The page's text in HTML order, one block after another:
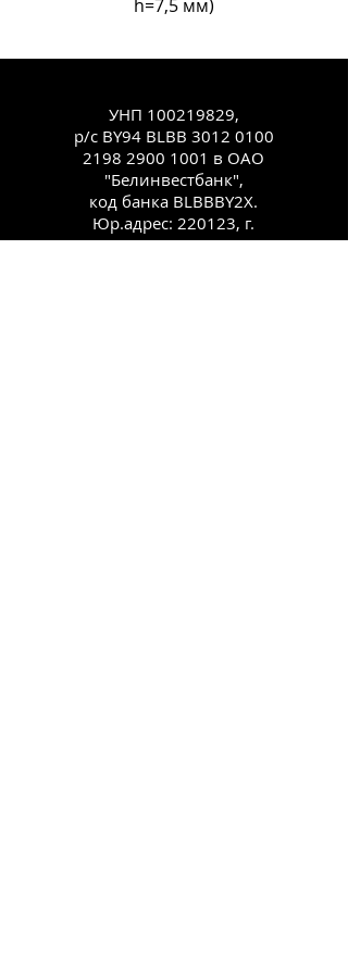
h=7,5 мм)
УНП 100219829,
р/с BY94 BLBB 3012 0100
2198 2900 1001 в ОАО
"Белинвестбанк",
код банка BLBBBY2X.
Юр.адрес: 220123, г.
Минск, ул.